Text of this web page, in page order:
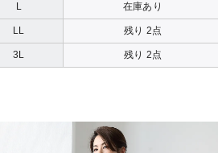
L 在庫あり
LL 残り 2点
3L 残り 2点